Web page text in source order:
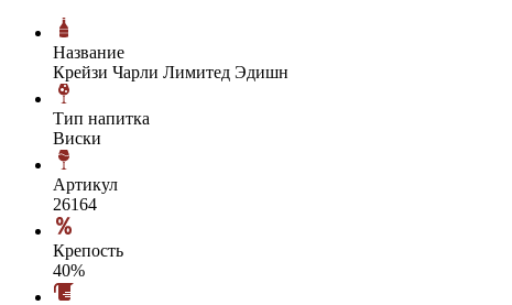
Название
Крейзи Чарли Лимитед Эдишн
Тип напитка
Виски
Артикул
26164
Крепость
40%